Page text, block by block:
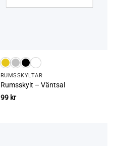
RUMS­SKYLTAR
Rumsskylt – Väntsal
99 kr